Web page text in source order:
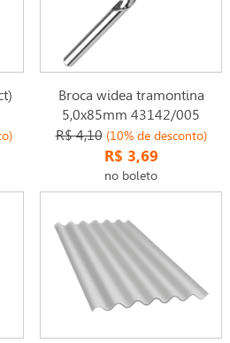
Broca widea tramontina
5,0x85mm 43142/005
R$ 4,10 (10% de desconto)
R$ 3,69
no boleto